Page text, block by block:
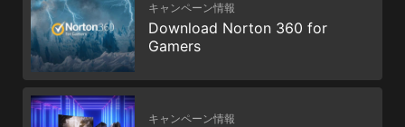
キャンペーン情報
Download Norton 360 for
Gamers
キャンペーン情報